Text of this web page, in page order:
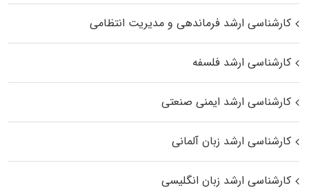
کارشناسی ارشد فرماندهی و مدیریت انتظامی
کارشناسی ارشد فلسفه
کارشناسی ارشد ایمنی صنعتی
کارشناسی ارشد زبان آلمانی
کارشناسی ارشد زبان انگلیسی